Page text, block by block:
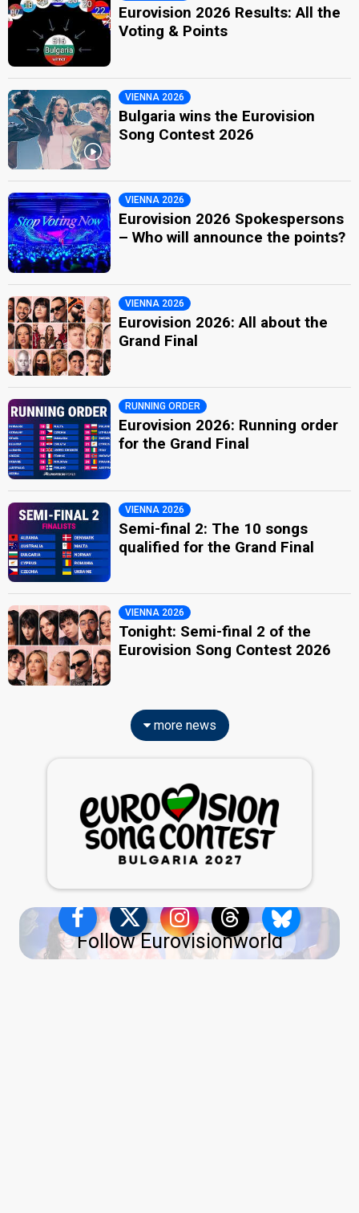
Eurovision 2026 Results: All the
Voting & Points
VIENNA 2026
Bulgaria wins the Eurovision
Song Contest 2026
VIENNA 2026
Eurovision 2026 Spokespersons
– Who will announce the points?
VIENNA 2026
Eurovision 2026: All about the
Grand Final
RUNNING ORDER
Eurovision 2026: Running order
for the Grand Final
VIENNA 2026
Semi-final 2: The 10 songs
qualified for the Grand Final
VIENNA 2026
Tonight: Semi-final 2 of the
Eurovision Song Contest 2026
more news
Follow Eurovisionworld